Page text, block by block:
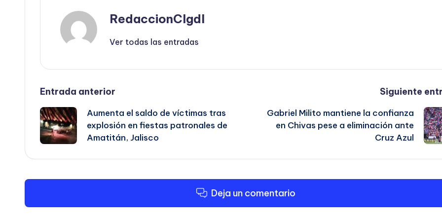
RedaccionCIgdl
Ver todas las entradas
Navegación
de
entradas
Entrada anterior
Aumenta el saldo de víctimas tras
explosión en fiestas patronales de
Amatitán, Jalisco
Siguiente
Gabriel Milito mantiene la confianza
en Chivas pese a eliminación ante
Cruz Azul
Deja un comentario